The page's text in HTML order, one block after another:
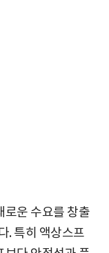
로운 수요를 창출
. 특히 액상스프